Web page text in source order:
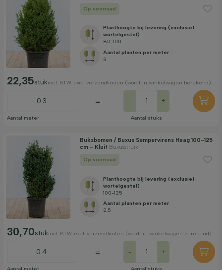
Op voorraad
Planthoogte bij levering (exclusief
wortelgestel)
80-100
Aantal planten per meter
3
22,35stukincl. BTW. excl. verzendkosten (wordt in winkelwagen berekend)
Aantal meter
= - +
Aantal stuks
Buksbomen / Buxus Sempervirens Haag 100-125
cm - Kluit Buxusstruik
Op voorraad
Planthoogte bij levering (exclusief
wortelgestel)
100-125
Aantal planten per meter
2.5
30,70stukincl. BTW. excl. verzendkosten (wordt in winkelwagen berekend)
= - +